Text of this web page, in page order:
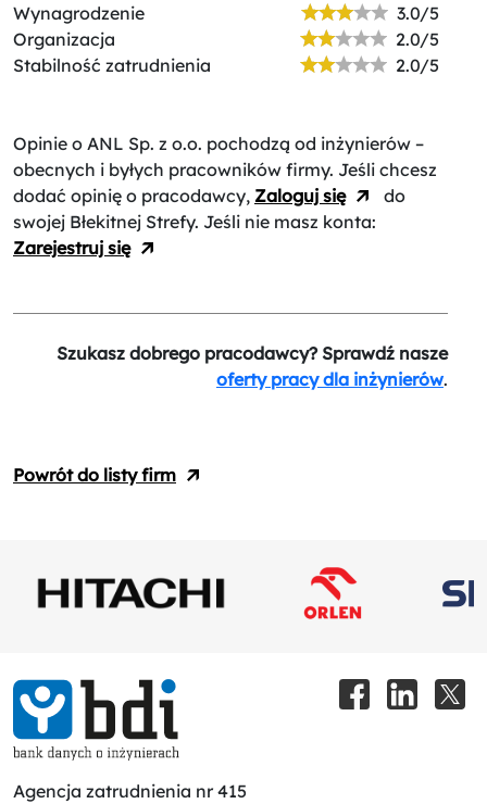
Wynagrodzenie
3.0/5
Organizacja
2.0/5
Stabilność zatrudnienia
2.0/5
Opinie o ANL Sp. z o.o. pochodzą od inżynierów –
obecnych i byłych pracowników firmy. Jeśli chcesz
dodać opinię o pracodawcy, Zaloguj się
do
swojej Błekitnej Strefy. Jeśli nie masz konta:
Zarejestruj się
Szukasz dobrego pracodawcy? Sprawdź nasze
oferty pracy dla inżynierów.
Powrót do listy firm
Agencja zatrudnienia nr 415